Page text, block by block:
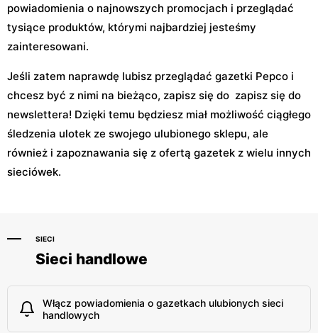
powiadomienia o najnowszych promocjach i przeglądać
tysiące produktów, którymi najbardziej jesteśmy
zainteresowani.
Jeśli zatem naprawdę lubisz przeglądać gazetki Pepco i
chcesz być z nimi na bieżąco, zapisz się do zapisz się do
newslettera! Dzięki temu będziesz miał możliwość ciągłego
śledzenia ulotek ze swojego ulubionego sklepu, ale
również i zapoznawania się z ofertą gazetek z wielu innych
sieciówek.
SIECI
Sieci handlowe
Włącz powiadomienia o gazetkach ulubionych sieci
handlowych